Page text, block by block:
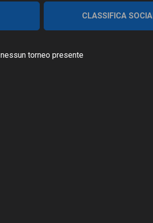
CLASSIFICA
nessun torneo presente